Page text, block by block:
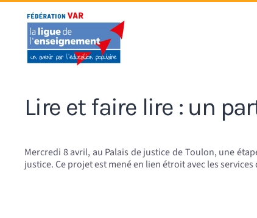
Accéder au contenu principal
Lire et faire lire : un
Mercredi 8 avril, au Palais de justice de Toulon, une
justice. Ce projet est mené en lien étroit avec les